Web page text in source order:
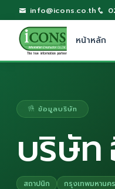
info@icons.co.th
หน้าหลัก
ข้อมูลบริษัท
บริษัท
สถาปนิก กรุงเทพมหานคร